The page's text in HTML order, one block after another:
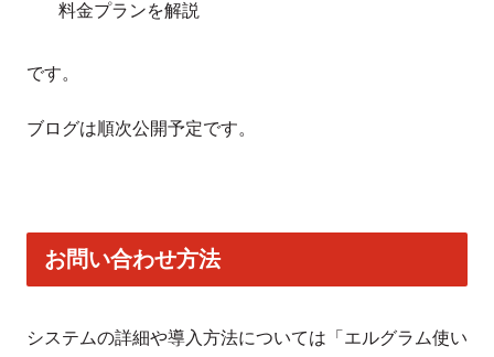
料金プランを解説
です。
ブログは順次公開予定です。
お問い合わせ方法
システムの詳細や導入方法については「エルグラム使い